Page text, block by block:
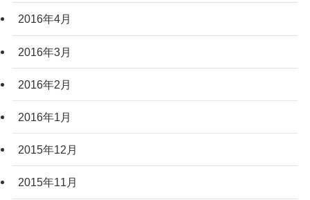
2016年4月
2016年3月
2016年2月
2016年1月
2015年12月
2015年11月